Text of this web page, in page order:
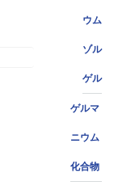
ウム
ゾル
ゲル
ゲルマ
ニウム
化合物